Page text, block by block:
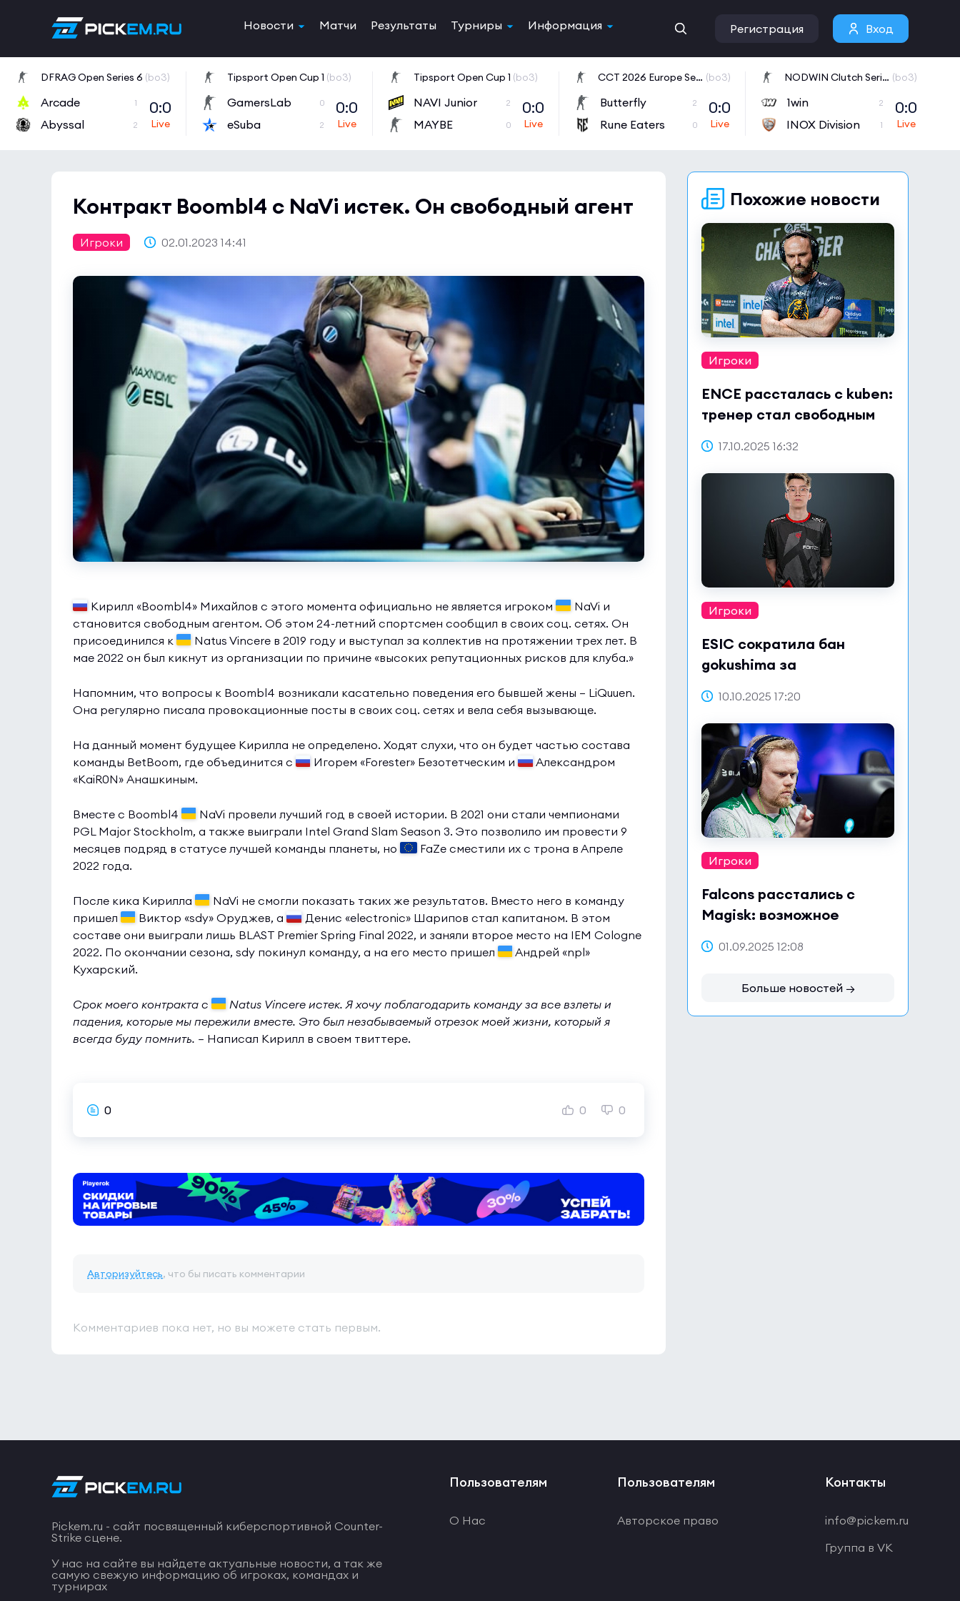
Новости Матчи Результаты Турниры Информация Регистрация Вход
DFRAG Open Series 6 (bo3)
Arcade 1
Abyssal 2
0:0
Tipsport Open Cup 1 (bo3)
GamersLab 0
eSuba 2
0:0
Tipsport Open Cup 1 (bo3)
NAVI Junior 2
MAYBE 0
0:0
CCT 2026 Europe Series 6 (bo3)
Butterfly 2
Rune Eaters 0
0:0
NODWIN Clutch Series 10 (bo3)
1win 2
INOX Division 1
0:0
Контракт Boombl4 с NaVi истек. Он свободный агент
Игроки 02.01.2023 14:41
Кирилл «Boombl4» Михайлов с этого момента официально не является игроком
NaVi и
становится свободным агентом. Об этом 24-летний спортсмен сообщил в своих соц. сетях. Он
присоединился к
Natus Vincere в 2019 году и выступал за коллектив на протяжении трех лет. В
мае 2022 он был кикнут из организации по причине «высоких репутационных рисков для клуба.»
Напомним, что вопросы к Boombl4 возникали касательно поведения его бывшей жены — LiQuuen.
Она регулярно писала провокационные посты в своих соц. сетях и вела себя вызывающе.
На данный момент будущее Кирилла не определено. Ходят слухи, что он будет частью состава
команды BetBoom, где объединится с
Игорем «Forester» Безотетческим и
Александром
«KaiR0N» Анашкиным.
Вместе с Boombl4
NaVi провели лучший год в своей истории. В 2021 они стали чемпионами
PGL Major Stockholm, а также выиграли Intel Grand Slam Season 3. Это позволило им провести 9
месяцев подряд в статусе лучшей команды планеты, но
FaZe сместили их с трона в Апреле
2022 года.
После кика Кирилла
NaVi не смогли показать таких же результатов. Вместо него в команду
пришел
Виктор «sdy» Оруджев, а
Денис «electronic» Шарипов стал капитаном. В этом
составе они выиграли лишь BLAST Premier Spring Final 2022, и заняли второе место на IEM Cologne
2022. По окончании сезона, sdy покинул команду, а на его место пришел
Андрей «npl»
Кухарский.
Срок моего контракта с
Natus Vincere истек. Я хочу поблагодарить команду за все взлеты и
падения, которые мы пережили вместе. Это был незабываемый отрезок моей жизни, который я
всегда буду помнить. — Написал Кирилл в своем твиттере.
0 0 0
Авторизуйтесь, что бы писать комментарии
Комментариев пока нет, но вы можете стать первым.
Похожие новости
Игроки
ENCE рассталась с kuben:
тренер стал свободным
17.10.2025 16:32
Игроки
ESIC сократила бан
gokushima за
договорных матчах
10.10.2025 17:20
Игроки
Falcons расстались с
Magisk: возможное
01.09.2025 12:08
Больше новостей →
Pickem.ru - сайт посвященный киберспортивной Counter-
Strike сцене.
У нас на сайте вы найдете актуальные новости, а так же
самую свежую информацию об игроках, командах и
турнирах
Пользователям
О Нас
Пользователям
Авторское право
Контакты
info@pickem.ru
Группа в VK